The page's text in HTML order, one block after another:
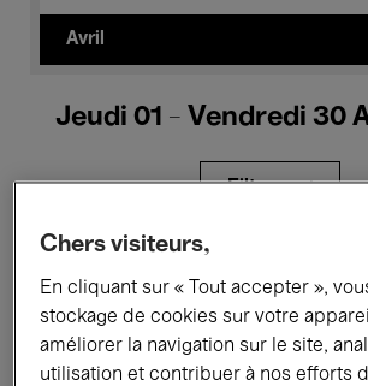
Avril
Jeudi 01 - Vendredi 30
Filtres
Expositions Films
Rencontres & Débats Jazz
Chers visiteurs,
En cliquant sur « Tout accepter »,
stockage de cookies sur votre
améliorer la navigation sur le site,
utilisation et contribuer à nos efforts